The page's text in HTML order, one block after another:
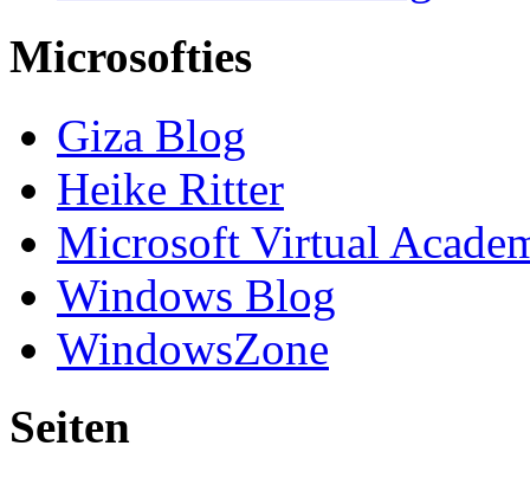
Microsofties
Giza Blog
Heike Ritter
Microsoft Virtual
Windows Blog
WindowsZone
Seiten